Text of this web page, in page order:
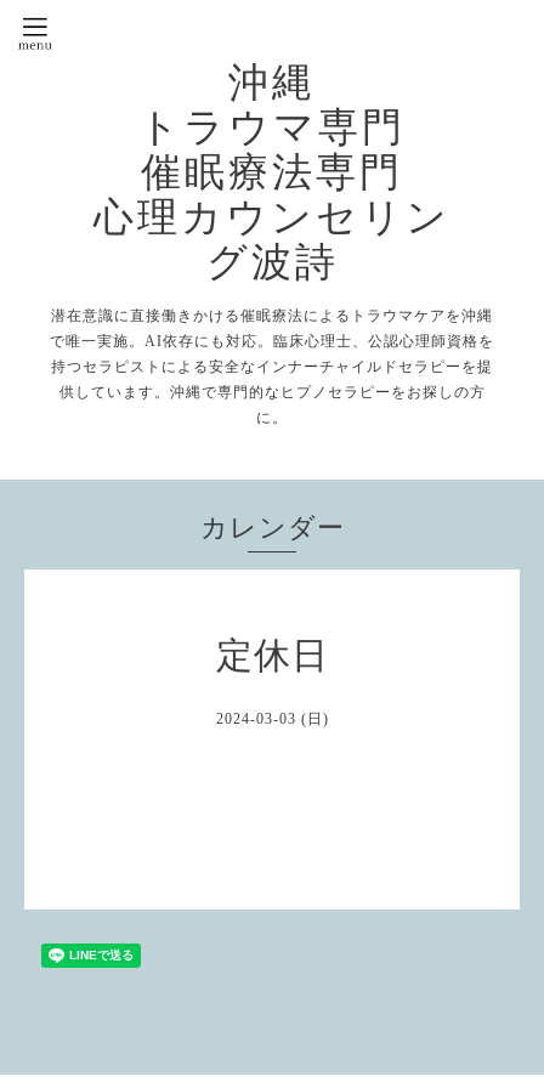
沖縄
トラウマ専門
催眠療法専門
心理カウンセリン
グ波詩
潜在意識に直接働きかける催眠療法によるトラウマケアを沖縄
で唯一実施。AI依存にも対応。臨床心理士、公認心理師資格を
持つセラピストによる安全なインナーチャイルドセラピーを提
供しています。沖縄で専門的なヒプノセラピーをお探しの方
に。
カレンダー
定休日
2024-03-03 (日)